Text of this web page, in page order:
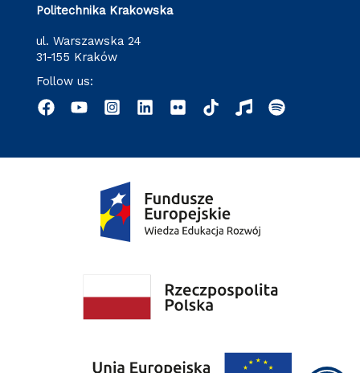
Politechnika Krakowska
ul. Warszawska 24
31-155 Kraków
Follow us: